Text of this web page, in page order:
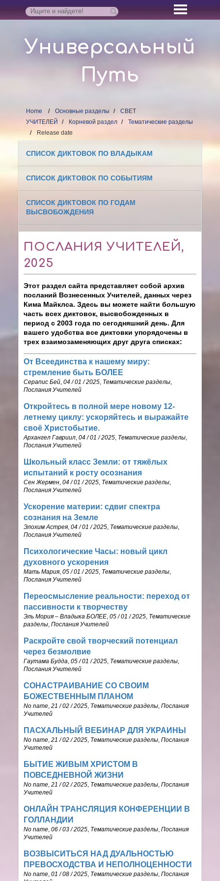
Универсальный
Путь
Home Основные разделы
СВЕТ
УЧИТЕЛЕЙ
Корневой раздел
Тематические разделы
Release date
СПИСОК ДИКТОВОК ПО ВЛАДЫКАМ
СПИСОК ДИКТОВОК ПО СОБЫТИЯМ
СПИСОК ДИКТОВОК ПО ГОДАМ
ВЫСВОБОЖДЕНИЯ
ПОСЛАНИЯ УЧИТЕЛЕЙ,
2025
Этот раздел сайта представляет собой архив
посланий Вознесенных Учителей, данных через
Кима Майклса. Здесь вы можете найти большую
часть всех диктовок, высвобожденных в
период с 2003 года по сегодняшний день. Для
вашего удобства все диктовки упорядочены в
трех взаимозаменяющих друг друга списках:
От Всеединства к нашему миру:
стремление быть БОЛЕЕ
Серапис Бей ,04 / 01 / 2025 Тематические разделы
Послания Учителей
Откройтесь в полной мере новому 12-
летнему циклу: ускоряйтесь и выражайте
своё Христобытие.
Архангел Гавриил ,04 / 01 / 2025 Тематические разделы
Послания Учителей
Школьный класс Земли: от тяжёлых
испытаний к росту осознания
Сен Жермен ,04 / 01 / 2025 Тематические разделы
Послания Учителей
Ускорение материи: сдвиг спектра
сознания на Земле
Элохим Астрея ,04 / 01 / 2025 Тематические разделы
Послания Учителей
Психологические Часы: новый цикл
духовного ускорения
Мать Мария ,05 / 01 / 2025 Тематические разделы
Послания Учителей
Переосмысление реальности: переход от
пассивности к творчеству
Эль Мория – Владыка БОЛЕЕ ,05 / 01 / 2025 Тематические
разделы ,Послания Учителей
Раскройте свой творческий потенциал
через безмолвие
Гаутама Будда ,05 / 01 / 2025 Тематические разделы
Послания Учителей
СОНАСТРАИВАНИЕ СО СВОИМ
БОЖЕСТВЕННЫМ ПЛАНОМ
No name ,21 / 02 / 2025 Тематические разделы ,Послания
Учителей
ПАСХАЛЬНЫЙ ВЕБИНАР ДЛЯ УКРАИНЫ
No name ,21 / 02 / 2025 Тематические разделы ,Послания
Учителей
БЫТИЕ ЖИВЫМ ХРИСТОМ В
ПОВСЕДНЕВНОЙ ЖИЗНИ
No name ,21 / 02 / 2025 Тематические разделы ,Послания
Учителей
ОНЛАЙН ТРАНСЛЯЦИЯ КОНФЕРЕНЦИИ В
ГОЛЛАНДИИ
No name ,06 / 03 / 2025 Тематические разделы ,Послания
Учителей
ВОЗВЫСИТЬСЯ НАД ДУАЛЬНОСТЬЮ
ПРЕВОСХОДСТВА И НЕПОЛНОЦЕННОСТИ
No name ,01 / 08 / 2025 Тематические разделы ,Послания